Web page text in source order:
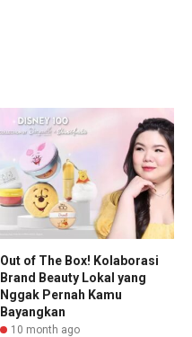
Out of The Box! Kolaborasi
Brand Beauty Lokal yang
Nggak Pernah Kamu
Bayangkan
10 month ago